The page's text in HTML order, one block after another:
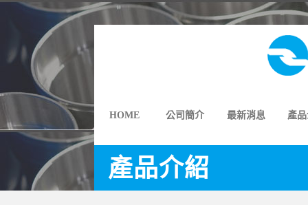
HOME 公司簡介 最新消息 產
產品介紹